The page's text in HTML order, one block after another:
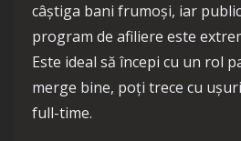
câștiga bani frumoși, iar
program de afiliere este
Este ideal să începi cu un rol
merge bine, poți trece cu
full-time.